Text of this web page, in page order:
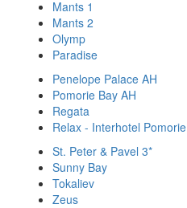
Mants 1
Mants 2
Olymp
Paradise
Penelope Palace AH
Pomorie Bay AH
Regata
Relax - Interhotel Pomorie
St. Peter & Pavel 3*
Sunny Bay
Tokaliev
Zeus